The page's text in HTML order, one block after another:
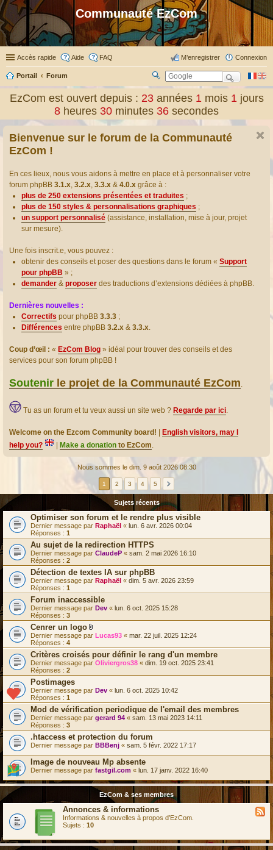
Communauté EzCom
Accès rapide Aide FAQ Connexion
M’enregistrer
Portail Forum
ch
er
EzCom est ouvert depuis : 23 années1 mois1 jours
8 heures 30 minutes 37 secondes
Bienvenue sur le forum de la Communauté
EzCom !
En ces lieux, nous vous aidons à mettre en place et à personnaliser votre
forum phpBB 3.1.x, 3.2.x, 3.3.x & 4.0.x grâce à :
plus de 250 extensions présentées et traduites ;
plus de 150 styles & personnalisations graphiques ;
un support personnalisé (assistance, installation, mise à jour, projet
sur mesure).
Une fois inscrit.e, vous pouvez :
obtenir des conseils et poser des questions dans le forum « Support
pour phpBB » ;
demander & proposer des traductions d’extensions dédiées à phpBB.
Dernières nouvelles :
Correctifs pour phpBB 3.3.3 ;
Différences entre phpBB 3.2.x & 3.3.x.
Coup d’œil : « EzCom Blog » idéal pour trouver des conseils et des
services pour son forum phpBB !
Soutenir le projet de la Communauté EzCom.
Tu as un forum et tu veux aussi un site web ? Regarde par ici.
Welcome on the Ezcom Community board!
English visitors, may I
help you?
Make a donation to EzCom.
Nous sommes le dim. 9 août 2026 08:30
1 2 3 4 5
Sujets récents
Optimiser son forum et le rendre plus visible
Dernier message par Raphaël « lun. 6 avr. 2026 00:04
Réponses : 1
Au sujet de la redirection HTTPS
Dernier message par ClaudeP « sam. 2 mai 2026 16:10
Réponses : 2
Détection de textes IA sur phpBB
Dernier message par Raphaël « dim. 5 avr. 2026 23:59
Réponses : 1
Forum inaccessible
Dernier message par Dev « lun. 6 oct. 2025 15:28
Réponses : 3
Cenrer un logo
F
c
h
r
s
j
o
n
t
(
)
Dernier message par Lucas93 « mar. 22 juil. 2025 12:24
Réponses : 4
Critères croisés pour définir le rang d'un membre
Dernier message par Oliviergros38 « dim. 19 oct. 2025 23:41
Réponses : 2
Postimages
Dernier message par Dev « lun. 6 oct. 2025 10:42
Réponses : 1
Mod de vérification periodique de l'email des membres
Dernier message par gerard 94 « sam. 13 mai 2023 14:11
Réponses : 3
.htaccess et protection du forum
Dernier message par BBBenj « sam. 5 févr. 2022 17:17
Image de nouveau Mp absente
Dernier message par fastgil.com « lun. 17 janv. 2022 16:40
EzCom & ses membres
Annonces & informations
Informations & nouvelles à propos d’EzCom.
Sujets : 10